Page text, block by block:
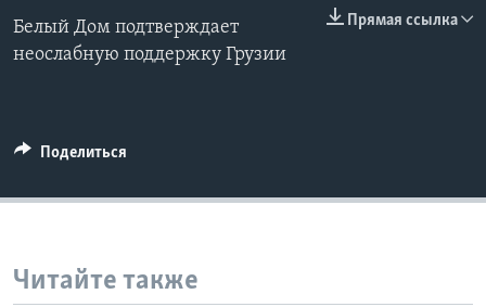
Learning English
Языки
Прямая ссылка
Белый Дом подтверждает
неослабную поддержку Грузии
Поделиться
Читайте также